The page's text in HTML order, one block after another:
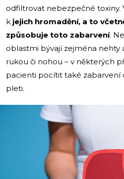
odfiltrovat nebezpečné toxiny.
k jejich hromadění, a to
způsobuje toto zabarvení.
oblastmi bývají zejména nehty
rukou či nohou – v některých
pacienti pocítit také zabarvení
pleti.